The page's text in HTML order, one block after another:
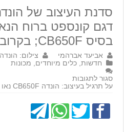
סדנת העיצוב של
דגם קונספט ברוח
בסיס CB650F; בקרוב גרסה סדרתית?
אביעד אברהמי צילום: הונדה
חדשות ,כלים מיוחדים
מכונות
סגור לתגובות
על תרגיל בעיצוב: הונדה CB650F נאו ספורט קפה